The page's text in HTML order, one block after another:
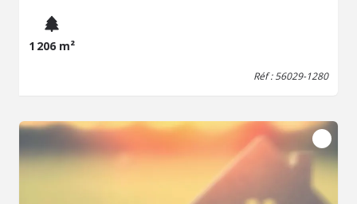
1 206 m²
Réf : 56029-1280